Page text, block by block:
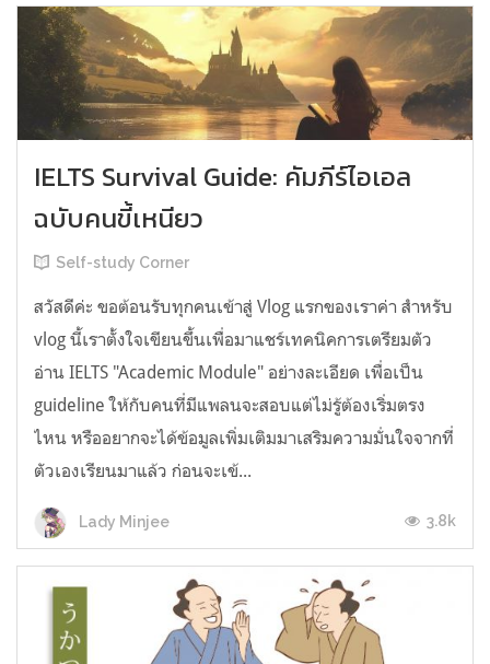
IELTS Survival Guide: คัมภีร์ไอเอล
ฉบับคนขี้เหนียว
Self-study Corner
สวัสดีค่ะ ขอต้อนรับทุกคนเข้าสู่ Vlog แรกของเราค่า สำหรับ
vlog นี้เราตั้งใจเขียนขึ้นเพื่อมาแชร์เทคนิคการเตรียมตัว
อ่าน IELTS "Academic Module" อย่างละเอียด เพื่อเป็น
guideline ให้กับคนที่มีแพลนจะสอบแต่ไม่รู้ต้องเริ่มตรง
ไหน หรืออยากจะได้ข้อมูลเพิ่มเติมมาเสริมความมั่นใจจากที่
ตัวเองเรียนมาแล้ว ก่อนจะเข้...
Lady Minjee 3.8k